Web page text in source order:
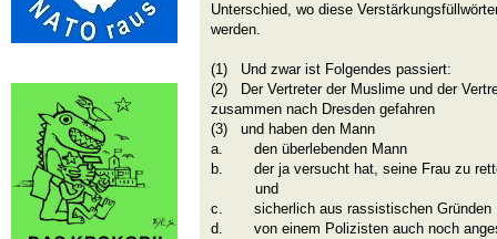
Unterschied, wo diese
werden.
(1)
Und zwar ist Folgendes passiert:
(2)
Der Vertreter der Muslime und der
zusammen nach Dresden gefahren
(3)
und haben den Mann
a.
den überlebenden Mann
b.
der ja versucht hat, seine Frau zu
und
c. sicherlich aus rassistischen Gründen
d.
von einem Polizisten auch noch